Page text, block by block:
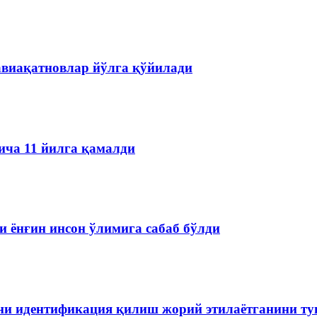
йўлга қўйилади
11 йилга қамалди
инсон ўлимига сабаб бўлди
идентификация қилиш жорий этилаётганини